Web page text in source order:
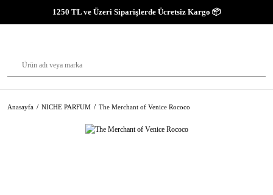
1250 TL ve Üzeri Siparişlerde Ücretsiz Kargo 📦
Anasayfa NICHE PARFUM The Merchant of Venice Rococo